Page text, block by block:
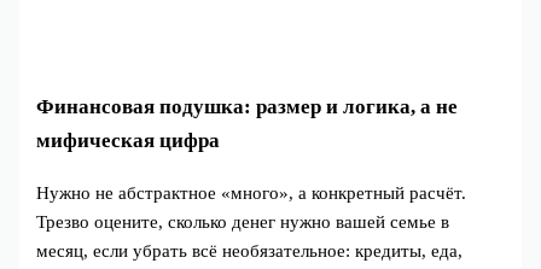
Финансовая подушка: размер и логика, а не
мифическая цифра
Нужно не абстрактное «много», а конкретный расчёт.
Трезво оцените, сколько денег нужно вашей семье в
месяц, если убрать всё необязательное: кредиты, еда,